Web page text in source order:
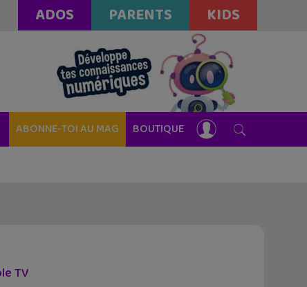
ADOS PARENTS KIDS
ABONNE-TOI AU MAG BOUTIQUE
TV